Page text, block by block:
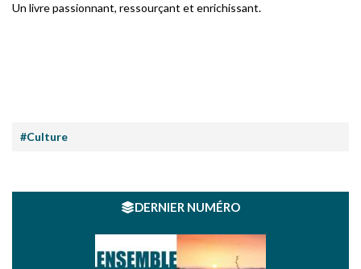
Un livre passionnant, ressourçant et enrichissant.
#Culture
DERNIER NUMÉRO